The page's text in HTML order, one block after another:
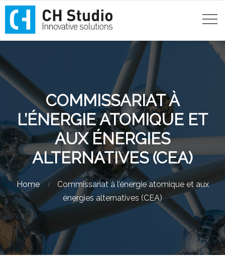
COMMISSARIAT À
L’ÉNERGIE ATOMIQUE ET
AUX ÉNERGIES
ALTERNATIVES (CEA)
Home
Commissariat à l’énergie atomique et aux
énergies alternatives (CEA)